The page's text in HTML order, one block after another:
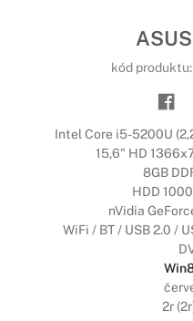
kód produktu:
Intel Core i5-5200U
15,6" HD
8GB
HDD
nVidia
WiFi / BT / USB 2.0 /
2r